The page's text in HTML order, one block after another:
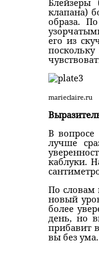
клапана)
образа.
его из
marieclaire.ru
В
лучше
каблуки.
По словам
новый
более
день, но
прибавит
вы без ума.